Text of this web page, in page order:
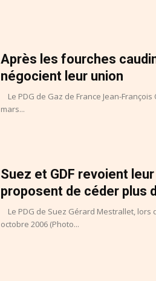
Après les fourches
négocient leur union
Le PDG de Gaz de France Jean-
mars...
Suez et GDF revoient
proposent de céder plus
Le PDG de Suez Gérard Mestrallet,
octobre 2006 (Photo...